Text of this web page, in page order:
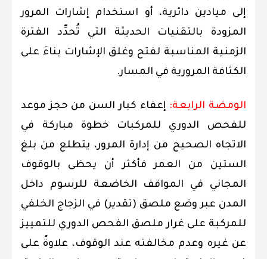
إلى ميادين دائرية، أو استخدام إشارات المرور
المزودة بالتقنيات الحديثة التي تُحدِّد الفترة
الزمنية المناسبة لفتح وغلق الإشارات بناءَ على
الكثافة المرورية في المسار.
الومضة الرابعة: إعفاء كبار السن من حجز موعد
للفحص الدوري للمركبات خطوة مباركة في
الاتجاه الصحيح من إدارة المرور، يتطلع من بلغ
الستين من العمر فأكثر أن يحظى بالوقوف
المجاني في المواقف الخاضعة للرسوم داخل
المدن عبر وضع ملصق (تقدير) في الزجاج الخلفي
للمركبة على غرار ملصق الفحص الدوري للتمييز
عن غيره وعدم مخالفته عند الوقوف، علاوةً على